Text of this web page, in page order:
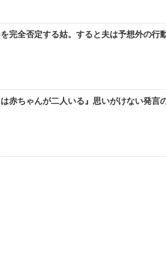
完全否定する姑。すると夫は予想外の
は赤ちゃんが二人いる』思いがけない発